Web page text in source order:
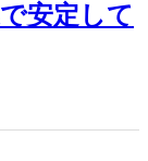
安定して